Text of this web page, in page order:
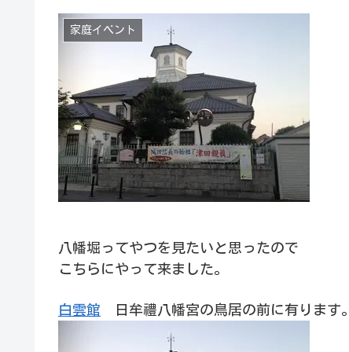
家庭イベント
八幡堀ってやつを見たいと思ったので
こちらにやって来ました。
白雲館 日牟禮八幡宮の鳥居の前に有ります。